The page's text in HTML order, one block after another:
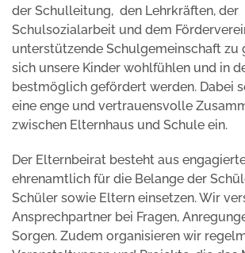
der Schulleitung, den Lehrkräften, der
Schulsozialarbeit und dem
unterstützende Schulgemeinschaft zu
sich unsere Kinder wohlfühlen und in
bestmöglich gefördert werden. Dabei
eine enge und vertrauensvolle
zwischen Elternhaus und Schule ein.
Der Elternbeirat besteht aus
ehrenamtlich für die Belange der
Schüler sowie Eltern einsetzen. Wir
Ansprechpartner bei Fragen,
Sorgen. Zudem organisieren wir